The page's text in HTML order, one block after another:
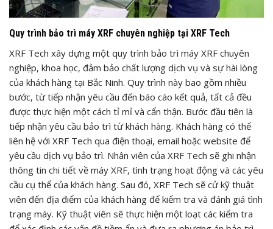
Quy trình bảo trì máy XRF chuyên nghiệp tại XRF Tech
XRF Tech xây dựng một quy trình bảo trì máy XRF chuyên
nghiệp, khoa học, đảm bảo chất lượng dịch vụ và sự hài lòng
của khách hàng tại Bắc Ninh. Quy trình này bao gồm nhiều
bước, từ tiếp nhận yêu cầu đến báo cáo kết quả, tất cả đều
được thực hiện một cách tỉ mỉ và cẩn thận. Bước đầu tiên là
tiếp nhận yêu cầu bảo trì từ khách hàng. Khách hàng có thể
liên hệ với XRF Tech qua điện thoại, email hoặc website để
yêu cầu dịch vụ bảo trì. Nhân viên của XRF Tech sẽ ghi nhận
thông tin chi tiết về máy XRF, tình trạng hoạt động và các yêu
cầu cụ thể của khách hàng. Sau đó, XRF Tech sẽ cử kỹ thuật
viên đến địa điểm của khách hàng để kiểm tra và đánh giá tình
trạng máy. Kỹ thuật viên sẽ thực hiện một loạt các kiểm tra